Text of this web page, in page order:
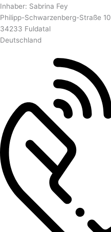
Inhaber: Sabrina Fey
Philipp-Schwarzenberg-Straße 10
34233 Fuldatal
Deutschland